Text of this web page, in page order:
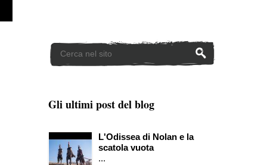
Gli ultimi post del blog
L'Odissea di Nolan e la
scatola vuota
...